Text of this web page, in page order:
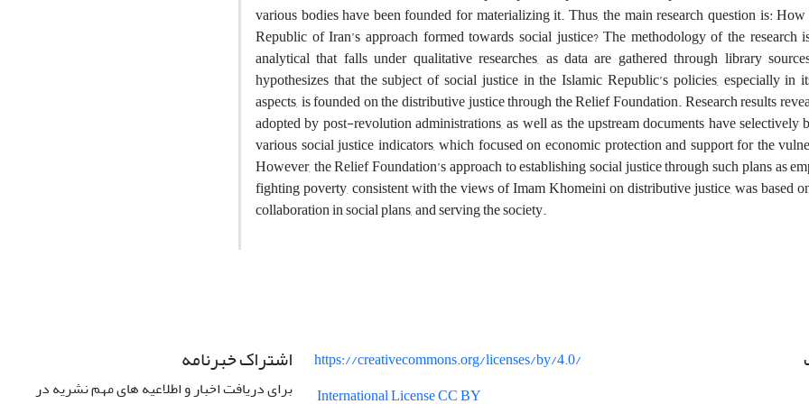
various bodies have been founded for materializing it. Thus, the main research question is:
Republic of Iran’s approach formed towards social justice? The methodology of the research
analytical that falls under qualitative researches, as data are gathered through library
hypothesizes that the subject of social justice in the Islamic Republic’s policies, especially in
aspects, is founded on the distributive justice through the Relief Foundation. Research results
adopted by post-revolution administrations, as well as the upstream documents have selectively
various social justice indicators, which focused on economic protection and support for the
However, the Relief Foundation’s approach to establishing social justice through such plans as
fighting poverty, consistent with the views of Imam Khomeini on distributive justice, was based
collaboration in social plans, and serving the society.
https://creativecommons.org/licenses/by/4.0/
International License CC BY
اشتراک خبرنامه
برای دریافت اخبار و اطلاعیه های مهم نشریه در